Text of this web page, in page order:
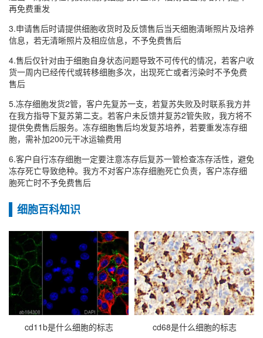
再免费重发
3.申请售后时请提供细胞收货时及反馈售后当天细胞清晰照片及培养
信息，若无清晰照片及相应信息，不予免费售后
4.售后仅针对由于细胞自身状态问题导致不可传代的情况，若客户收
货一周内已经传代或转移细胞多次，出现死亡或者污染时不予免费
售后
5.冻存细胞发货2管，客户先复苏一支，若复苏失败及时联系我方并
在我方指导下复苏第二支。若客户未反馈并复苏2管失败，我方将不
提供免费售后服务。冻存细胞售后均发复苏培养，若要重发冻存细
胞，需补加200元干冰运输费用
6.客户自行冻存细胞一定要注意冻存后复苏一管检查冻存活性，避免
冻存死亡导致绝种。我方不对客户冻存细胞死亡负责，客户冻存细
胞死亡时不予免费售后
细胞百科知识
cd11b是什么细胞的标志 cd68是什么细胞的标志